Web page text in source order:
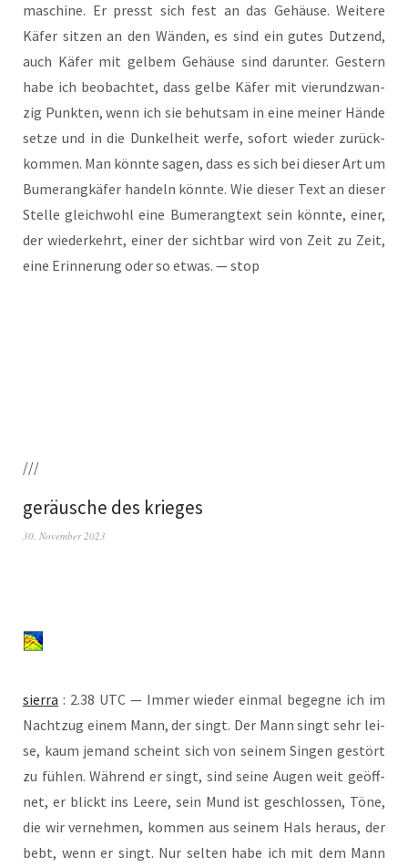
ma­schi­ne. Er presst sich fest an das Gehäu­se. Wei­te­re
Käfer sit­zen an den Wän­den, es sind ein gutes Dut­zend,
auch Käfer mit gel­bem Gehäu­se sind dar­un­ter. Ges­tern
habe ich beob­ach­tet, dass gel­be Käfer mit vier­und­zwan­
zig Punk­ten, wenn ich sie behut­sam in eine mei­ner Hän­de
set­ze und in die Dun­kel­heit wer­fe, sofort wie­der zurück­
kom­men. Man könn­te sagen, dass es sich bei die­ser Art um
Bume­rang­kä­fer han­deln könn­te. Wie die­ser Text an die­ser
Stel­le gleich­wohl eine Bume­rang­text sein könn­te, einer,
der wie­der­kehrt, einer der sicht­bar wird von Zeit zu Zeit,
eine Erin­ne­rung oder so etwas. — stop
///
geräusche des krieges
30. November 2023
sier­ra : 2.38 UTC — Immer wie­der ein­mal begeg­ne ich im
Nacht­zug einem Mann, der singt. Der Mann singt sehr lei­
se, kaum jemand scheint sich von sei­nem Sin­gen gestört
zu füh­len. Wäh­rend er singt, sind sei­ne Augen weit geöff­
net, er blickt ins Lee­re, sein Mund ist geschlos­sen, Töne,
die wir ver­neh­men, kom­men aus sei­nem Hals her­aus, der
bebt, wenn er singt. Nur sel­ten habe ich mit dem Mann